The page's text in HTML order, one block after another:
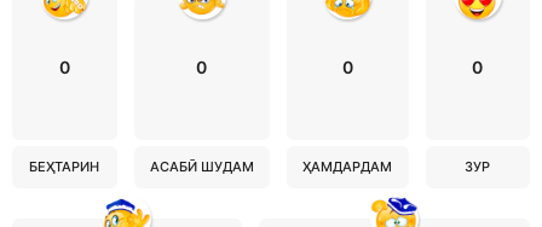
0
БЕҲТАРИН
0
АСАБӢ ШУДАМ
0
ҲАМДАРДАМ
0
ЗУР